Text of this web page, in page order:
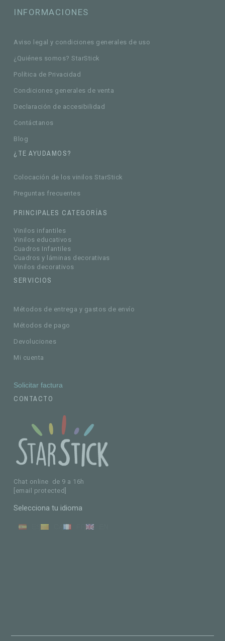
INFORMACIONES
Aviso legal y condiciones generales de uso
¿Quiénes somos? StarStick
Política de Privacidad
Condiciones generales de venta
Declaración de accesibilidad
Contáctanos
Blog
¿TE AYUDAMOS?
Colocación de los vinilos StarStick
Preguntas frecuentes
PRINCIPALES CATEGORÍAS
Vinilos infantiles
Vinilos educativos
Cuadros Infantiles
Cuadros y láminas decorativas
Vinilos decorativos
SERVICIOS
Métodos de entrega y gastos de envío
Métodos de pago
Devoluciones
Mi cuenta
Solicitar factura
CONTACTO
Chat online de 9 a 16h
[email protected]
Selecciona tu idioma
ES CA FR